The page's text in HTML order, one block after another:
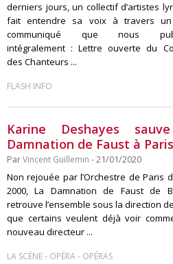
derniers jours, un collectif d’artistes
fait entendre sa voix à travers
communiqué que nous
intégralement : Lettre ouverte du
des Chanteurs ...
FLASH INFO
Karine Deshayes
Damnation de Faust à Paris
ParVincent Guillemin - 21/01/2020
Non rejouée par l’Orchestre de Paris
2000, La Damnation de Faust de
retrouve l’ensemble sous la direction
que certains veulent déjà voir
nouveau directeur ...
LA SCÈNE- OPÉRA- OPÉRAS